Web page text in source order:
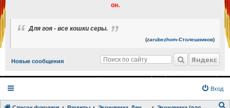
он.
Для гоя - все кошки серы.
(zarubezhom-Столешников)
Новые сообщения Яндекс
Вход